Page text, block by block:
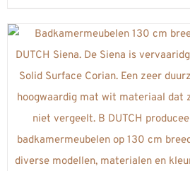
heeft
meerdere
variaties.
Deze
optie
kan
gekozen